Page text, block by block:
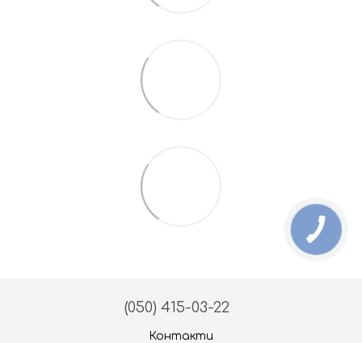
(050) 415-03-22
Контакти